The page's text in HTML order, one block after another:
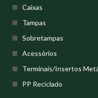
Caixas
Tampas
Sobretampas
Acessórios
Terminais/Insertos
PP Reciclado